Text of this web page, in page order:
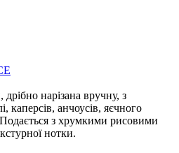
нарізана вручну, з
каперсів, анчоусів, яєчного
з хрумкими рисовими
нотки.